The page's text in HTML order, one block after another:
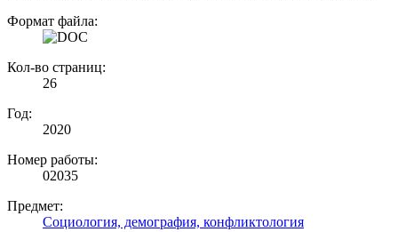
Формат файла:
Кол-во страниц:
26
Год:
2020
Номер работы:
02035
Предмет:
Социология, демография, конфликтология